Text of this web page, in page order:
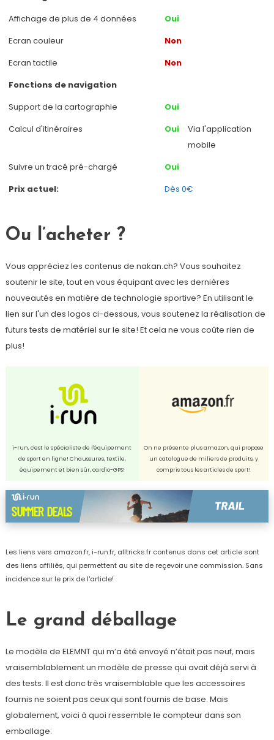
Affichage de plus de 4 données
Oui
Ecran couleur
Non
Ecran tactile
Non
Fonctions de navigation
Support de la cartographie
Oui
Calcul d'itinéraires
Oui
Via l'application
mobile
Suivre un tracé pré-chargé
Oui
Prix actuel:
Dès 0€
Ou l’acheter ?
Vous appréciez les contenus de nakan.ch? Vous souhaitez
soutenir le site, tout en vous équipant avec les dernières
nouveautés en matière de technologie sportive? En utilisant le
lien sur l'un des logos ci-dessous, vous soutenez la réalisation de
futurs tests de matériel sur le site! Et cela ne vous coûte rien de
plus!
i-run, c'est le spécialiste de l'équipement
de sport en ligne! Chaussures, textile,
équipement et bien sûr, cardio-GPS!
On ne présente plus amazon, qui propose
un catalogue de miliers de produits, y
compris tous les articles de sport!
Les liens vers amazon.fr, i-run.fr, alltricks.fr contenus dans cet article sont
des liens affiliés, qui permettent au site de reçevoir une commission. Sans
incidence sur le prix de l'article!
Le grand déballage
Le modèle de ELEMNT qui m’a été envoyé n’était pas neuf, mais
vraisemblablement un modèle de presse qui avait déjà servi à
des tests. Il est donc très vraisemblable que les accessoires
fournis ne soient pas ceux qui sont fournis de base. Mais
globalement, voici à quoi ressemble le compteur dans son
emballage: